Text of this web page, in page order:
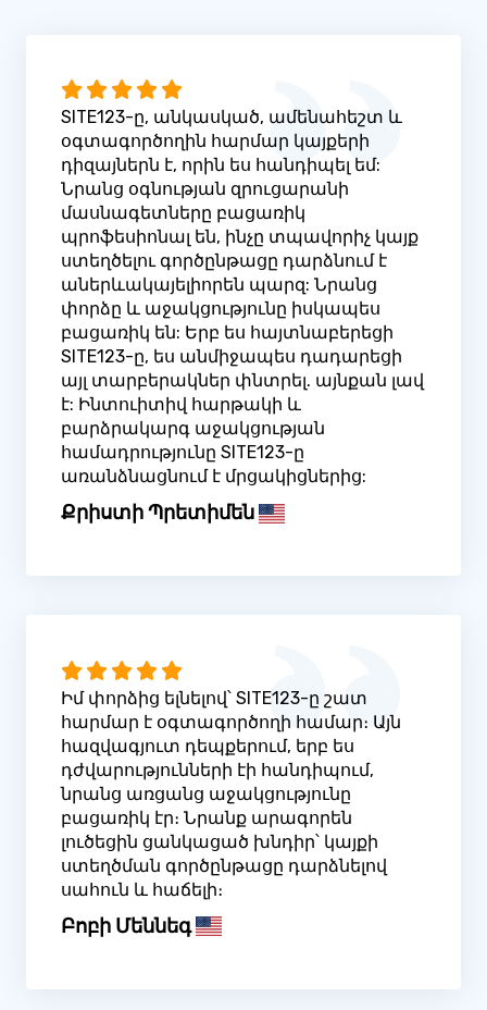
SITE123-ը, անկասկած, ամենահեշտ և
օգտագործողին հարմար կայքերի
դիզայներն է, որին ես հանդիպել եմ:
Նրանց օգնության զրուցարանի
մասնագետները բացառիկ
պրոֆեսիոնալ են, ինչը տպավորիչ կայք
ստեղծելու գործընթացը դարձնում է
աներևակայելիորեն պարզ: Նրանց
փորձը և աջակցությունը իսկապես
բացառիկ են: Երբ ես հայտնաբերեցի
SITE123-ը, ես անմիջապես դադարեցի
այլ տարբերակներ փնտրել. այնքան լավ
է: Ինտուիտիվ հարթակի և
բարձրակարգ աջակցության
համադրությունը SITE123-ը
առանձնացնում է մրցակիցներից:
Քրիստի Պրետիմեն
Իմ փորձից ելնելով՝ SITE123-ը շատ
հարմար է օգտագործողի համար։ Այն
հազվագյուտ դեպքերում, երբ ես
դժվարությունների էի հանդիպում,
նրանց առցանց աջակցությունը
բացառիկ էր։ Նրանք արագորեն
լուծեցին ցանկացած խնդիր՝ կայքի
ստեղծման գործընթացը դարձնելով
սահուն և հաճելի։
Բոբի Մեննեգ